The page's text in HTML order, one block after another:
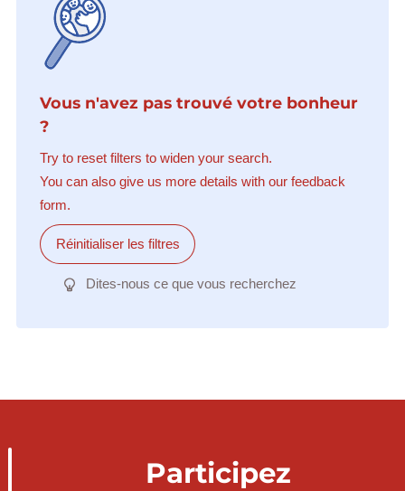
Vous n'avez pas trouvé votre bonheur
?
Try to reset filters to widen your search.
You can also give us more details with our feedback
form.
Réinitialiser les filtres
Dites-nous ce que vous recherchez
Participez